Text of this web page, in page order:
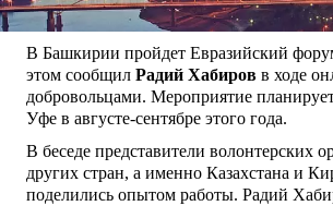
В Башкирии пройдет Евразийский
этом сообщил Радий Хабиров в ходе
добровольцами. Мероприятие
Уфе в августе-сентябре этого года.
В беседе представители волонтерских
других стран, а именно Казахстана и
поделились опытом работы. Радий